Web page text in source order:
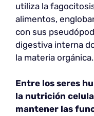
utiliza la
alimentos,
con sus
digestiva interna
la materia orgánica.
Entre los seres
la nutrición
mantener las